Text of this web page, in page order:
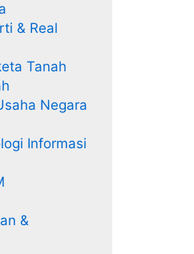
& Real
Tanah
Negara
Informasi
&